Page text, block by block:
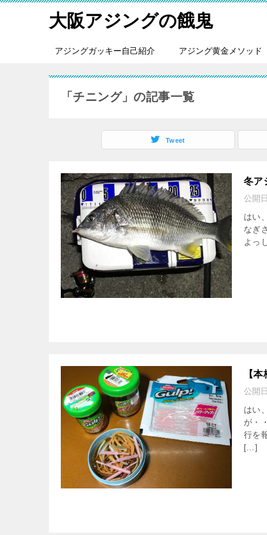
大阪アジングの餓鬼
アジングガッキー自己紹介 アジング黄金メソッド
「チニング」の記事一覧
Tweet
冬ア
公開
はい
なぎ
よっ
【
公開
はい
が・
行を
[…]